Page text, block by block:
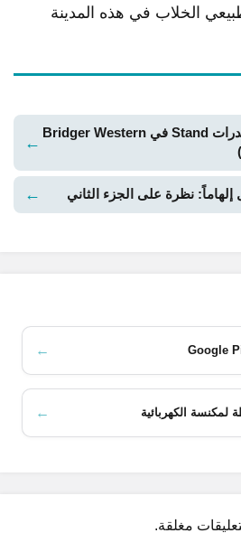
الخلاب في هذه المدينة
دليل شامل لتصنيف قدرات Stand في Bridger Western
←
←
←
لمكنسة الكهربائية ←
مغلقة.